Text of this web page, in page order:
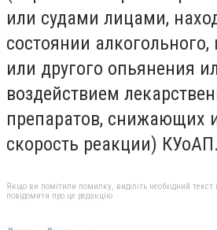
или судами лицами,
состоянии алкогольного,
или другого опьянения
воздействием
препаратов, снижающих
скорость реакции) КУоАП.
Якщо ви помітили помилку, виділіть необхідний текст
повідомити про це редакцію